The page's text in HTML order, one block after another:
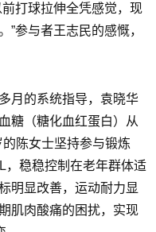
打球拉伸全凭感觉，现
”参与者王志民的感慨，
月的系统指导，袁晓华
糖（糖化血红蛋白）从
陈女士坚持参与锻炼
，稳稳控制在老年群体适
明显改善，运动耐力显
肌肉酸痛的困扰，实现